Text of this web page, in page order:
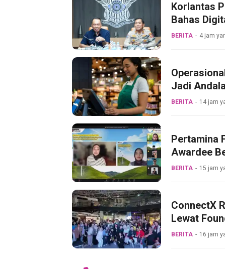
Korlantas
Bahas
BERITA 4 jam
Jadi
BERITA 14 jam
Pertamina
Awardee
BERITA 15 jam
ConnectX
Lewat
BERITA 16 jam